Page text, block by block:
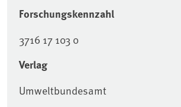
Forschungskennzahl
3716 17 103 0
Verlag
Umweltbundesamt